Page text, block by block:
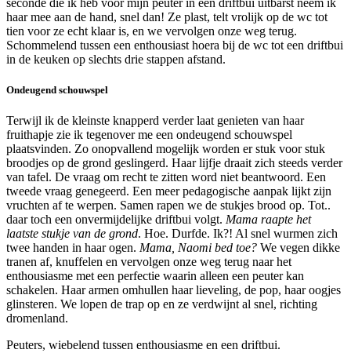
seconde die ik heb voor mijn peuter in een driftbui uitbarst neem ik
haar mee aan de hand, snel dan! Ze plast, telt vrolijk op de wc tot
tien voor ze echt klaar is, en we vervolgen onze weg terug.
Schommelend tussen een enthousiast hoera bij de wc tot een driftbui
in de keuken op slechts drie stappen afstand.
Ondeugend schouwspel
Terwijl ik de kleinste knapperd verder laat genieten van haar
fruithapje zie ik tegenover me een ondeugend schouwspel
plaatsvinden. Zo onopvallend mogelijk worden er stuk voor stuk
broodjes op de grond geslingerd. Haar lijfje draait zich steeds verder
van tafel. De vraag om recht te zitten word niet beantwoord. Een
tweede vraag genegeerd. Een meer pedagogische aanpak lijkt zijn
vruchten af te werpen. Samen rapen we de stukjes brood op. Tot..
daar toch een onvermijdelijke driftbui volgt. Mama raapte het
laatste stukje van de grond. Hoe. Durfde. Ik?! Al snel wurmen zich
twee handen in haar ogen. Mama, Naomi bed toe? We vegen dikke
tranen af, knuffelen en vervolgen onze weg terug naar het
enthousiasme met een perfectie waarin alleen een peuter kan
schakelen. Haar armen omhullen haar lieveling, de pop, haar oogjes
glinsteren. We lopen de trap op en ze verdwijnt al snel, richting
dromenland.
Peuters, wiebelend tussen enthousiasme en een driftbui.